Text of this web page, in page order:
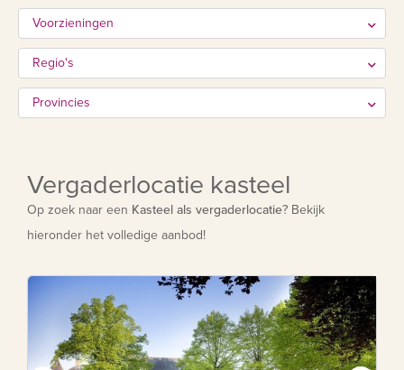
Voorzieningen
Regio's
Provincies
Vergaderlocatie kasteel
Op zoek naar een Kasteel als vergaderlocatie? Bekijk
hieronder het volledige aanbod!